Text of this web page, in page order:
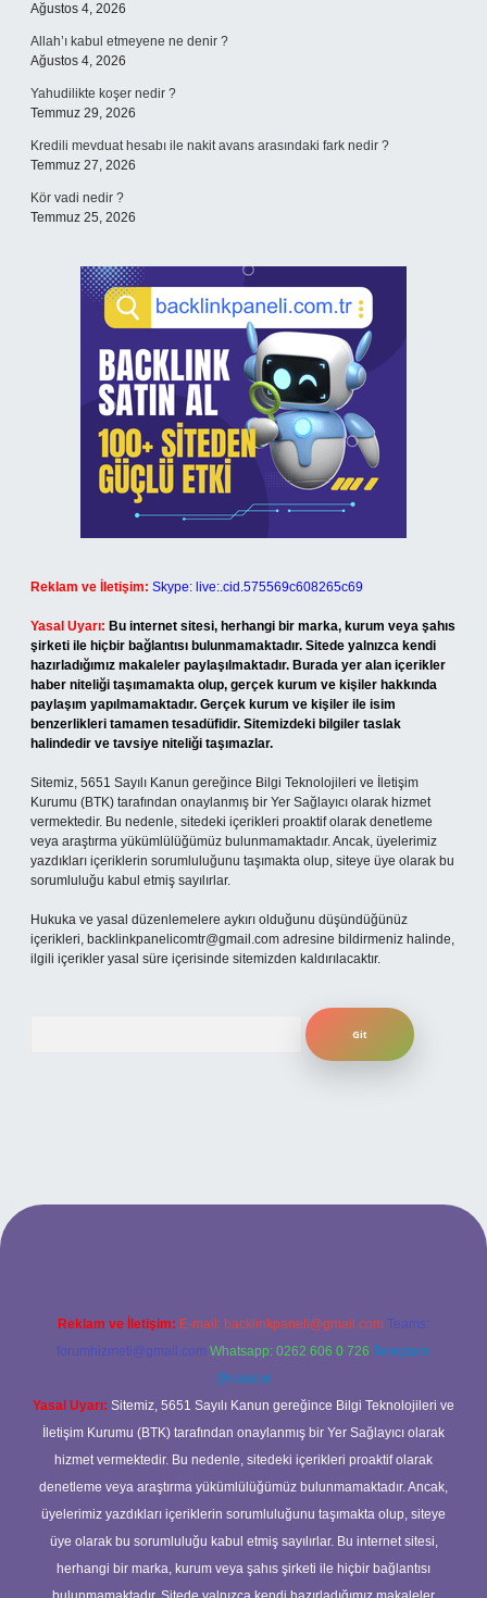
Ağustos 4, 2026
Allah’ı kabul etmeyene ne denir ?
Ağustos 4, 2026
Yahudilikte koşer nedir ?
Temmuz 29, 2026
Kredili mevduat hesabı ile nakit avans arasındaki fark nedir ?
Temmuz 27, 2026
Kör vadi nedir ?
Temmuz 25, 2026
Reklam ve İletişim: Skype: live:.cid.575569c608265c69
Yasal Uyarı: Bu internet sitesi, herhangi bir marka, kurum veya şahıs
şirketi ile hiçbir bağlantısı bulunmamaktadır. Sitede yalnızca kendi
hazırladığımız makaleler paylaşılmaktadır. Burada yer alan içerikler
haber niteliği taşımamakta olup, gerçek kurum ve kişiler hakkında
paylaşım yapılmamaktadır. Gerçek kurum ve kişiler ile isim
benzerlikleri tamamen tesadüfidir. Sitemizdeki bilgiler taslak
halindedir ve tavsiye niteliği taşımazlar.
Sitemiz, 5651 Sayılı Kanun gereğince Bilgi Teknolojileri ve İletişim
Kurumu (BTK) tarafından onaylanmış bir Yer Sağlayıcı olarak hizmet
vermektedir. Bu nedenle, sitedeki içerikleri proaktif olarak denetleme
veya araştırma yükümlülüğümüz bulunmamaktadır. Ancak, üyelerimiz
yazdıkları içeriklerin sorumluluğunu taşımakta olup, siteye üye olarak bu
sorumluluğu kabul etmiş sayılırlar.
Hukuka ve yasal düzenlemelere aykırı olduğunu düşündüğünüz
içerikleri, backlinkpanelicomtr@gmail.com adresine bildirmeniz halinde,
ilgili içerikler yasal süre içerisinde sitemizden kaldırılacaktır.
giriş
Reklam ve İletişim: E-mail: backlinkpaneli@gmail.com Teams:
forumhizmeti@gmail.com Whatsapp: 0262 606 0 726 Telegram:
@karabul
Yasal Uyarı: Sitemiz, 5651 Sayılı Kanun gereğince Bilgi Teknolojileri ve
İletişim Kurumu (BTK) tarafından onaylanmış bir Yer Sağlayıcı olarak
hizmet vermektedir. Bu nedenle, sitedeki içerikleri proaktif olarak
denetleme veya araştırma yükümlülüğümüz bulunmamaktadır. Ancak,
üyelerimiz yazdıkları içeriklerin sorumluluğunu taşımakta olup, siteye
üye olarak bu sorumluluğu kabul etmiş sayılırlar. Bu internet sitesi,
herhangi bir marka, kurum veya şahıs şirketi ile hiçbir bağlantısı